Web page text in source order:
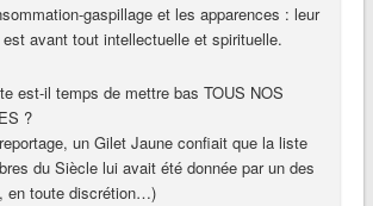
gaspillage et les apparences : leur
est avant tout intellectuelle et spirituelle.
est-il temps de mettre bas TOUS NOS
?
un Gilet Jaune confiait que la liste
du Siècle lui avait été donnée par un des
en toute discrétion…)